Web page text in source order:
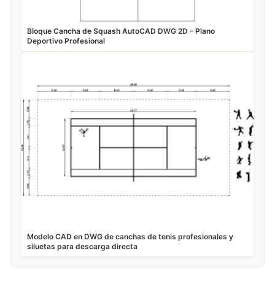
Bloque Cancha de Squash AutoCAD DWG 2D – Plano
Deportivo Profesional
Modelo CAD en DWG de canchas de tenis profesionales y
siluetas para descarga directa